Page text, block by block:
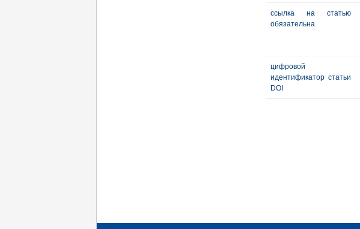
ссылка на статью
обязательна
цифровой
идентификатор статьи
DOI